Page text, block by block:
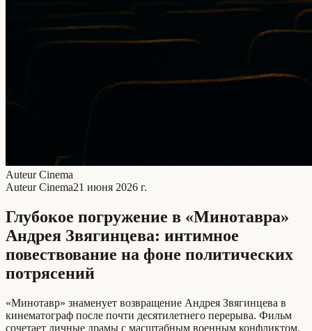
Auteur Cinema
Auteur Cinema21 июня 2026 г.
Глубокое погружение в «Минотавра»
Андрея Звягинцева: интимное
повествование на фоне политических
потрясений
«Минотавр» знаменует возвращение Андрея Звягинцева в
кинематограф после почти десятилетнего перерыва. Фильм
сочетает личные драмы с масштабным военным конфликтом,